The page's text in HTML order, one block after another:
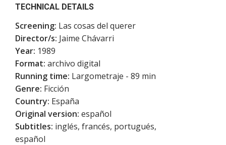
TECHNICAL DETAILS
Screening: Las cosas del querer
Director/s: Jaime Chávarri
Year: 1989
Format: archivo digital
Running time: Largometraje - 89 min
Genre: Ficción
Country: España
Original version: español
Subtitles: inglés, francés, portugués,
español